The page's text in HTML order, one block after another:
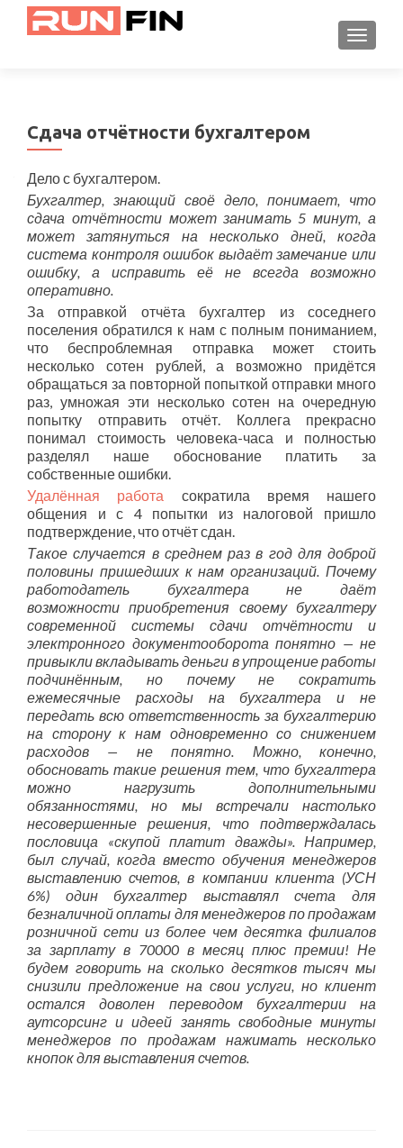
Сдача отчётности бухгалтером
Дело с бухгалтером.
Бухгалтер, знающий своё дело, понимает, что
сдача отчётности может занимать 5 минут, а
может затянуться на несколько дней, когда
система контроля ошибок выдаёт замечание или
ошибку, а исправить её не всегда возможно
оперативно.
За отправкой отчёта бухгалтер из соседнего
поселения обратился к нам с полным пониманием,
что беспроблемная отправка может стоить
несколько сотен рублей, а возможно придётся
обращаться за повторной попыткой отправки много
раз, умножая эти несколько сотен на очередную
попытку отправить отчёт. Коллега прекрасно
понимал стоимость человека-часа и полностью
разделял наше обоснование платить за
собственные ошибки.
Удалённая работа сократила время нашего
общения и с 4 попытки из налоговой пришло
подтверждение, что отчёт сдан.
Такое случается в среднем раз в год для доброй
половины пришедших к нам организаций. Почему
работодатель бухгалтера не даёт
возможности приобретения своему бухгалтеру
современной системы сдачи отчётности и
электронного документооборота понятно — не
привыкли вкладывать деньги в упрощение работы
подчинённым, но почему не сократить
ежемесячные расходы на бухгалтера и не
передать всю ответственность за бухгалтерию
на сторону к нам одновременно со снижением
расходов — не понятно. Можно, конечно,
обосновать такие решения тем, что бухгалтера
можно нагрузить дополнительными
обязанностями, но мы встречали настолько
несовершенные решения, что подтверждалась
пословица «скупой платит дважды». Например,
был случай, когда вместо обучения менеджеров
выставлению счетов, в компании клиента (УСН
6%) один бухгалтер выставлял счета для
безналичной оплаты для менеджеров по продажам
розничной сети из более чем десятка филиалов
за зарплату в 70000 в месяц плюс премии! Не
будем говорить на сколько десятков тысяч мы
снизили предложение на свои услуги, но клиент
остался доволен переводом бухгалтерии на
аутсорсинг и идеей занять свободные минуты
менеджеров по продажам нажимать несколько
кнопок для выставления счетов.